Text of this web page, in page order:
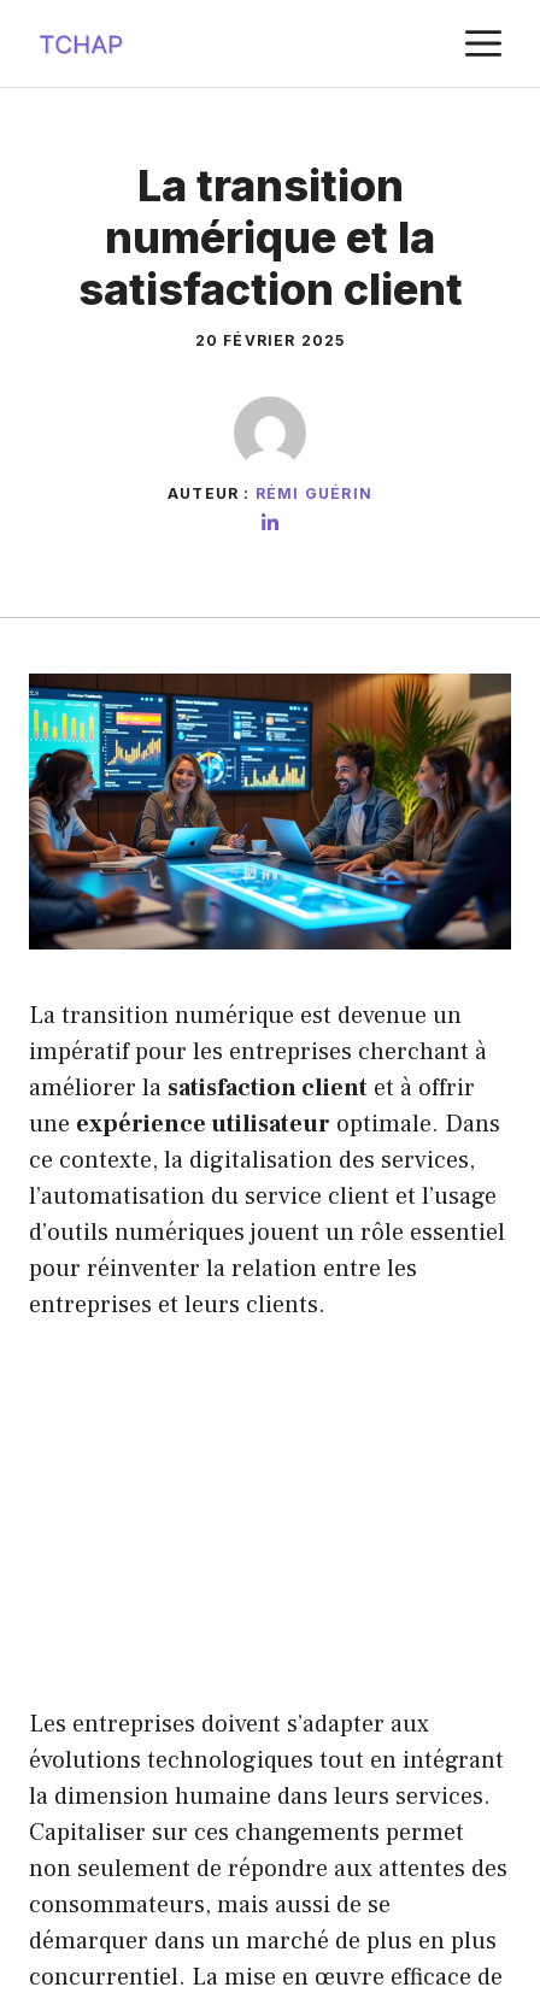
contenu
La transition
numérique et la
satisfaction client
20 FÉVRIER 2025
AUTEUR : RÉMI GUÉRIN
La transition numérique est devenue un
impératif pour les entreprises cherchant à
améliorer la satisfaction client et à offrir
une expérience utilisateur optimale. Dans
ce contexte, la digitalisation des services,
l’automatisation du service client et l’usage
d’outils numériques jouent un rôle essentiel
pour réinventer la relation entre les
entreprises et leurs clients.
Les entreprises doivent s’adapter aux
évolutions technologiques tout en intégrant
la dimension humaine dans leurs services.
Capitaliser sur ces changements permet
non seulement de répondre aux attentes des
consommateurs, mais aussi de se
démarquer dans un marché de plus en plus
concurrentiel. La mise en œuvre efficace de